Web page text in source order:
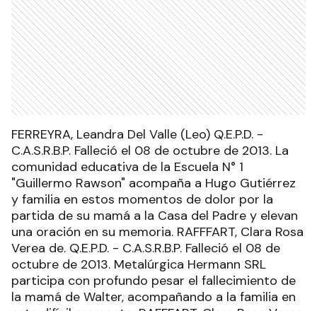
FERREYRA, Leandra Del Valle (Leo) Q.E.P.D. -
C.A.S.R.B.P. Falleció el 08 de octubre de 2013. La
comunidad educativa de la Escuela N° 1
"Guillermo Rawson" acompaña a Hugo Gutiérrez
y familia en estos momentos de dolor por la
partida de su mamá a la Casa del Padre y elevan
una oración en su memoria. RAFFFART, Clara Rosa
Verea de. Q.E.P.D. - C.A.S.R.B.P. Falleció el 08 de
octubre de 2013. Metalúrgica Hermann SRL
participa con profundo pesar el fallecimiento de
la mamá de Walter, acompañando a la familia en